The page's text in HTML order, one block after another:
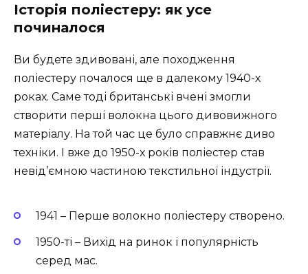
Історія поліестеру: як усе
починалося
Ви будете здивовані, але походження
поліестеру почалося ще в далекому 1940-х
роках. Саме тоді британські вчені змогли
створити перші волокна цього дивовижного
матеріалу. На той час це було справжнє диво
техніки. І вже до 1950-х років поліестер став
невід’ємною частиною текстильної індустрії.
1941 – Перше волокно поліестеру створено.
1950-ті – Вихід на ринок і популярність
серед мас.